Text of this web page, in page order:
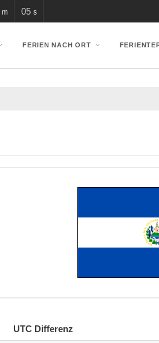
m 05 s
FERIEN NACH ORT
UTC Differenz